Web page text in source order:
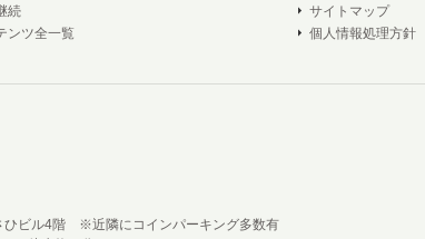
続
ンツ全一覧
サイトマップ
個人情報処理方針
ひビル4階 ※近隣にコインパーキング多数有